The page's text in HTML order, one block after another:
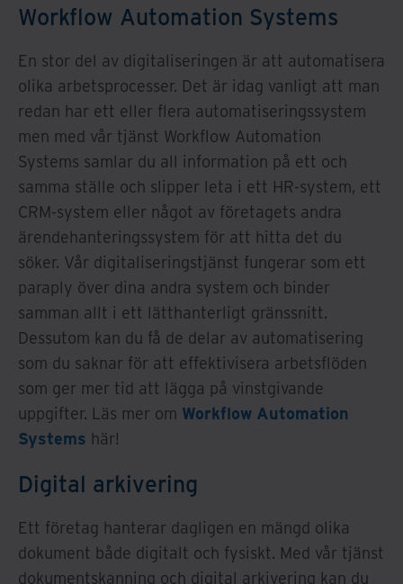
Workflow Automation Systems
En stor del av digitaliseringen är att automatisera
olika arbetsprocesser. Det är idag vanligt att man
redan har ett eller flera automatiseringssystem
men med vår tjänst Workflow Automation
Systems samlar du all information på ett och
samma ställe och slipper leta i ett HR-system, ett
CRM-system eller något av företagets andra
ärendehanteringssystem för att hitta det du
söker. Vår digitaliseringstjänst fungerar som ett
paraply över dina andra system och binder
samman allt i ett lätthanterligt gränssnitt.
Dessutom kan du få de delar av automatisering
som du saknar för att effektivisera arbetsflöden
som ger mer tid att lägga på vinstgivande
uppgifter. Läs mer om Workflow Automation
Systems här!
Digital arkivering
Ett företag hanterar dagligen en mängd olika
dokument både digitalt och fysiskt. Med vår tjänst
dokumentskanning och digital arkivering kan du